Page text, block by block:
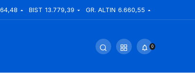
64,48 BIST 13.779,39 GR. ALTIN 6.660,55
0